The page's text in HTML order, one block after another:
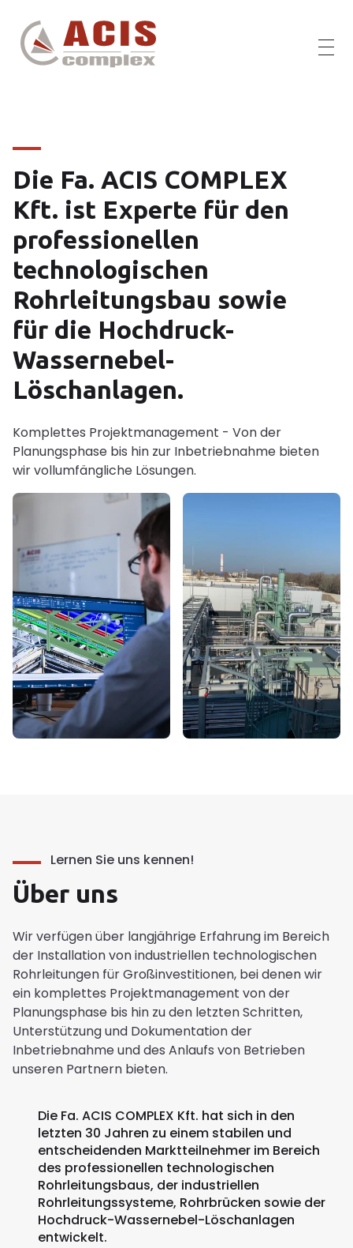
Die Fa. ACIS COMPLEX
Kft. ist Experte für den
professionellen
technologischen
Rohrleitungsbau sowie
für die Hochdruck-
Wassernebel-
Löschanlagen.
Komplettes Projektmanagement - Von der
Planungsphase bis hin zur Inbetriebnahme bieten
wir vollumfängliche Lösungen.
Lernen Sie uns kennen!
Über uns
Wir verfügen über langjährige Erfahrung im Bereich
der Installation von industriellen technologischen
Rohrleitungen für Großinvestitionen, bei denen wir
ein komplettes Projektmanagement von der
Planungsphase bis hin zu den letzten Schritten,
Unterstützung und Dokumentation der
Inbetriebnahme und des Anlaufs von Betrieben
unseren Partnern bieten.
Die Fa. ACIS COMPLEX Kft. hat sich in den
letzten 30 Jahren zu einem stabilen und
entscheidenden Marktteilnehmer im Bereich
des professionellen technologischen
Rohrleitungsbaus, der industriellen
Rohrleitungssysteme, Rohrbrücken sowie der
Hochdruck-Wassernebel-Löschanlagen
entwickelt.